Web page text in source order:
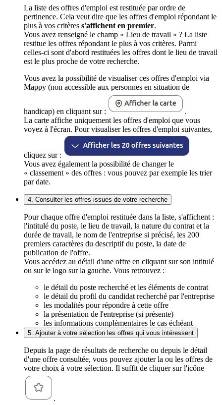
La liste des offres d'emploi est restituée par ordre de
pertinence. Cela veut dire que les offres d'emploi répondant le
plus à vos critères s'affichent en premier.
Vous avez renseigné le champ « Lieu de travail » ? La liste
restitue les offres répondant le plus à vos critères. Parmi
celles-ci sont d'abord restituées les offres dont le lieu de travail
est le plus proche de votre recherche.
Vous avez la possibilité de visualiser ces offres d'emploi via
Mappy (non accessible aux personnes en situation de
handicap) en cliquant sur :
.
La carte affiche uniquement les offres d'emploi que vous
voyez à l'écran. Pour visualiser les offres d'emploi suivantes,
cliquez sur :
Vous avez également la possibilité de changer le
« classement » des offres : vous pouvez par exemple les trier
par date.
4. Consulter les offres issues de votre recherche
Pour chaque offre d'emploi restituée dans la liste, s'affichent :
l'intitulé du poste, le lieu de travail, la nature du contrat et la
durée de travail, le nom de l'entreprise si précisé, les 200
premiers caractères du descriptif du poste, la date de
publication de l'offre.
Vous accédez au détail d'une offre en cliquant sur son intitulé
ou sur le logo sur la gauche. Vous retrouvez :
le détail du poste recherché et les éléments de contrat
le détail du profil du candidat recherché par l'entreprise
les modalités pour répondre à cette offre
la présentation de l'entreprise (si présente)
les informations complémentaires le cas échéant
5. Ajouter à votre sélection les offres qui vous intéressent
Depuis la page de résultats de recherche ou depuis le détail
d'une offre consultée, vous pouvez ajouter la ou les offres de
votre choix à votre sélection. Il suffit de cliquer sur l'icône
.